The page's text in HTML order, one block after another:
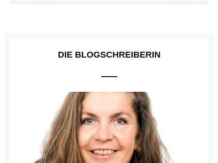
DIE BLOGSCHREIBERIN